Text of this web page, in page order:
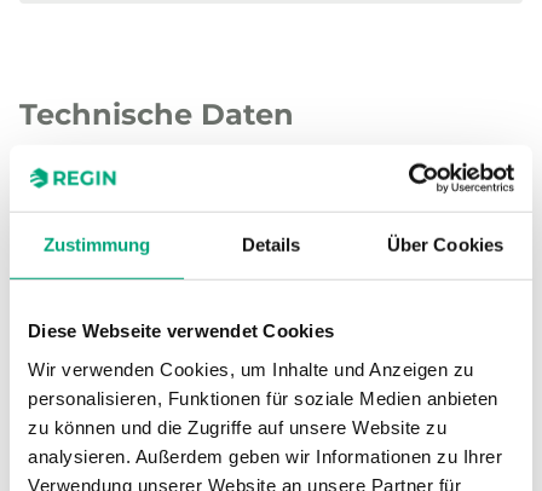
Zustimmung Details Über Cookies
Diese Webseite verwendet Cookies
Wir verwenden Cookies, um Inhalte und Anzeigen zu
personalisieren, Funktionen für soziale Medien anbieten
zu können und die Zugriffe auf unsere Website zu
analysieren. Außerdem geben wir Informationen zu Ihrer
Verwendung unserer Website an unsere Partner für
Technische Daten
Technische Daten für TG-UH3/NTC10-01
Sensor-Schnittstelle Passiv
Display
Messbereich, Temperatur -50…70 °C
Sensorelement NTC10-01